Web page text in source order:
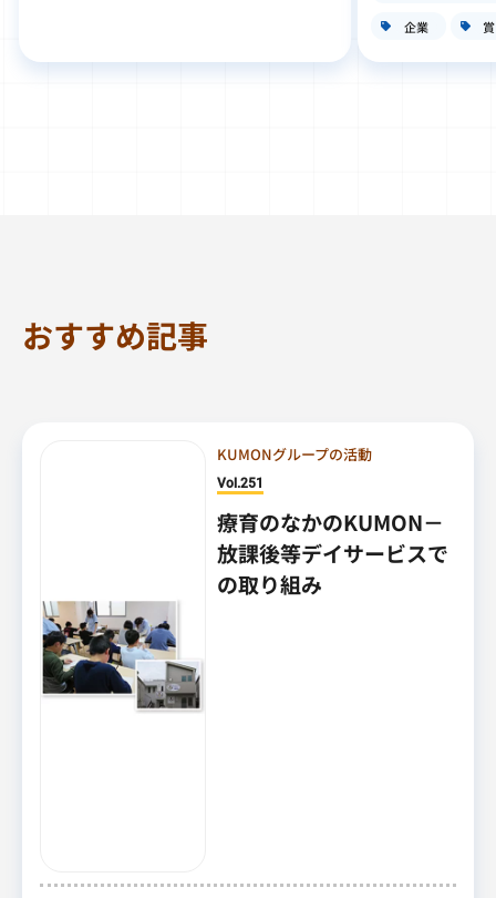
企業 賞
おすすめ記事
KUMONグループの活動
Vol.251
療育のなかのKUMON－
放課後等デイサービスで
の取り組み